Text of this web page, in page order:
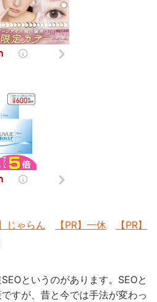
じゃらん 【PR】一休
【PR】
というのがあります。SEOと
すが、昔と今では手法が変わっ